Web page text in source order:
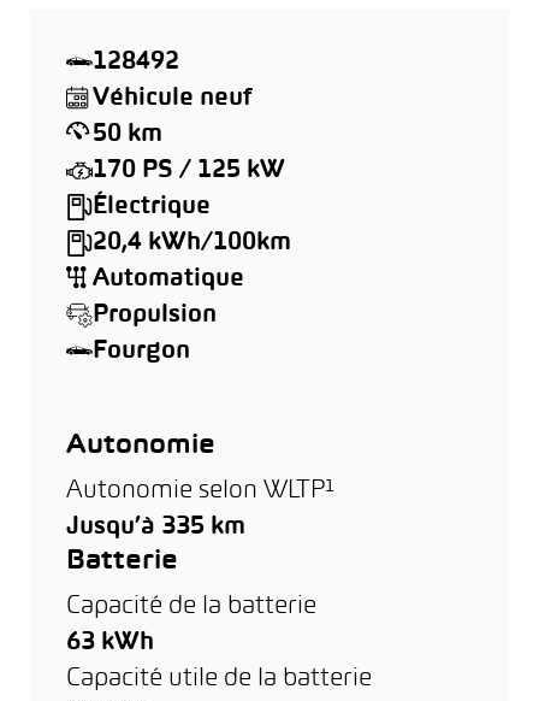
128492
Véhicule neuf
50 km
170 PS / 125 kW
Électrique
20,4 kWh/100km
Automatique
Propulsion
Fourgon
Autonomie
Autonomie selon WLTP¹
Jusqu’à 335 km
Batterie
Capacité de la batterie
63 kWh
Capacité utile de la batterie